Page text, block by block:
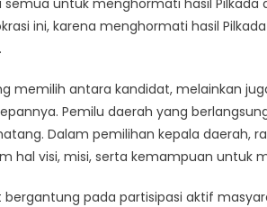
untuk menghormati hasil
ini, karena menghormati hasil
memilih antara kandidat, melainkan
Pemilu daerah yang
Dalam pemilihan kepala daerah,
hal visi, misi, serta kemampuan
bergantung pada partisipasi aktif